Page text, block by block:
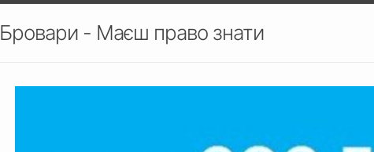
Бровари - Маєш право знати